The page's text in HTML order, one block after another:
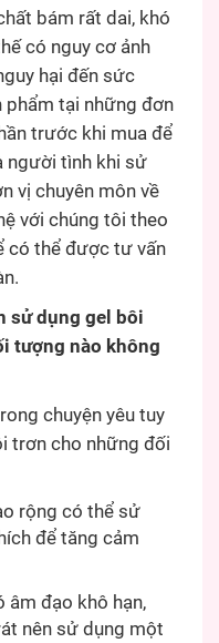
bám rất dai, khó
có nguy cơ ảnh
hại đến sức
phẩm tại những đơn
trước khi mua để
người tình khi sử
vị chuyên môn về
với chúng tôi theo
có thể được tư vấn
sử dụng gel bôi
tượng nào không
chuyện yêu tuy
trơn cho những đối
rộng có thể sử
để tăng cảm
đạo khô hạn,
nên sử dụng một